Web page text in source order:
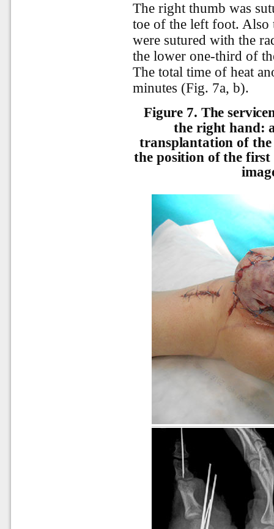
The right thumb was
toe of the left foot. Also
were sutured with the
the lower one-third of
The total time of heat
minutes (Fig. 7a, b).
Figure 7. The
the right hand:
transplantation of
the position of the